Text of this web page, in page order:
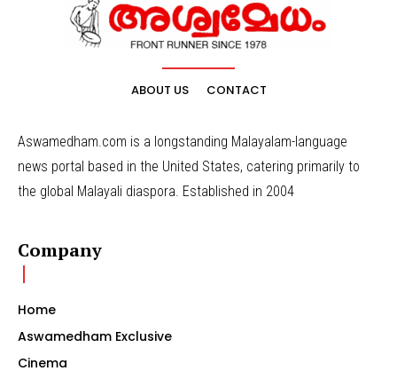
ABOUT US CONTACT
Aswamedham.com is a longstanding Malayalam-language
news portal based in the United States, catering primarily to
the global Malayali diaspora. Established in 2004
Company
Home
Aswamedham Exclusive
Cinema